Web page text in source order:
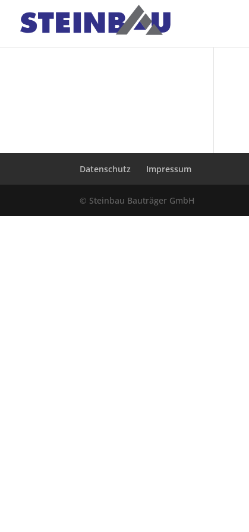
Datenschutz Impressum
© Steinbau Bauträger GmbH